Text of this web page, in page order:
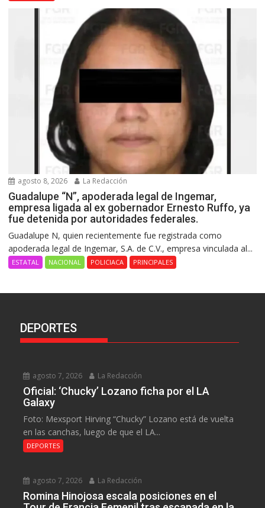
agosto 8, 2026 La Redacción
Guadalupe “N”, apoderada legal de Ingemar,
empresa ligada al ex gobernador Ernesto Ruffo, ya
fue detenida por autoridades federales.
Guadalupe N, quien recientemente fue registrada como
apoderada legal de Ingemar, S.A. de C.V., empresa vinculada al...
ESTATAL NACIONAL POLICIACA PRINCIPALES
DEPORTES
agosto 7, 2026 La Redacción
Oficial: ‘Chucky’ Lozano ficha por el LA
Galaxy
Foto: Mexsport Hirving “Chucky” Lozano está de vuelta
en las canchas, luego de que el LA...
DEPORTES
agosto 7, 2026 La Redacción
Romina Hinojosa escala posiciones en el